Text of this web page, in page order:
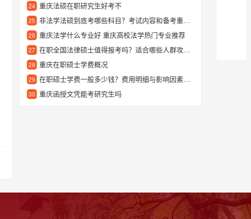
24 重庆法硕在职研究生好考不
25 非法学法硕到底考哪些科目？考试内容和备考重点全解析
26 重庆法学什么专业好 重庆高校法学热门专业推荐
27 在职全国法律硕士值得报考吗？适合哪些人群攻读？
28 重庆在职硕士学费概况
29 在职硕士学费一般多少钱？费用明细与影响因素全解析
30 重庆函授文凭能考研究生吗